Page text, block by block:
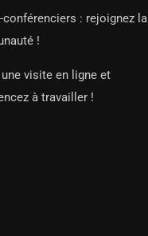
conférenciers : rejoignez la
!
visite en ligne et
à travailler !